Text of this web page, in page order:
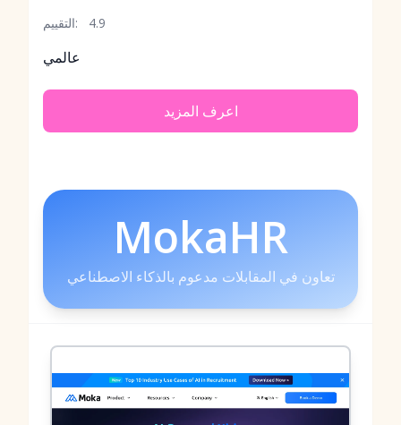
التقييم:
4.9
عالمي
اعرف المزيد
MokaHR
تعاون في المقابلات مدعوم بالذكاء الاصطناعي